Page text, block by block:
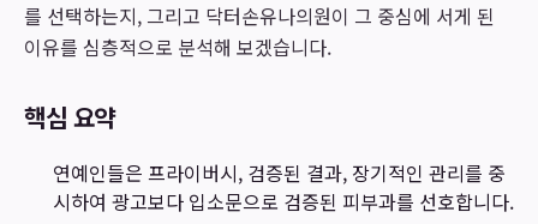
를 선택하는지, 그리고 닥터손유나의원이 그 중심에 서게 된
이유를 심층적으로 분석해 보겠습니다.
핵심 요약
연예인들은 프라이버시, 검증된 결과, 장기적인 관리를 중
시하여 광고보다 입소문으로 검증된 피부과를 선호합니다.